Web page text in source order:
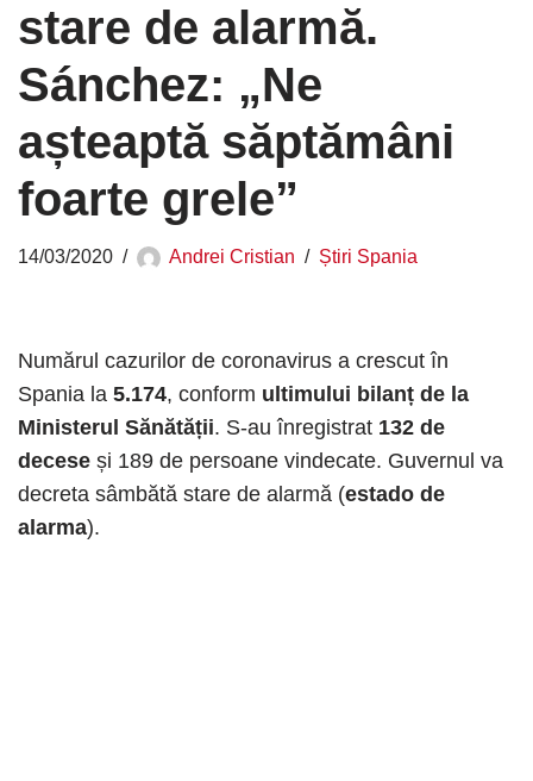
stare de alarmă.
Sánchez: „Ne
așteaptă săptămâni
foarte grele”
14/03/2020 Andrei Cristian Știri Spania
Numărul cazurilor de coronavirus a crescut în
Spania la 5.174, conform ultimului bilanț de la
Ministerul Sănătății. S-au înregistrat 132 de
decese și 189 de persoane vindecate. Guvernul va
decreta sâmbătă stare de alarmă (estado de
alarma).